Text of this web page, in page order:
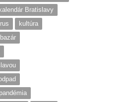
Bratislavy
kultúra
pandémia